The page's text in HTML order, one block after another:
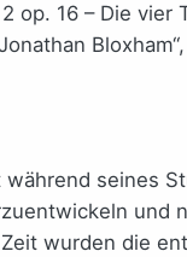
16 – Die vier
seines
und
wurden die